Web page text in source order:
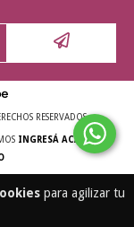
para agilizar tu
RESERVADOS.
INGRESÁ ACÁ.